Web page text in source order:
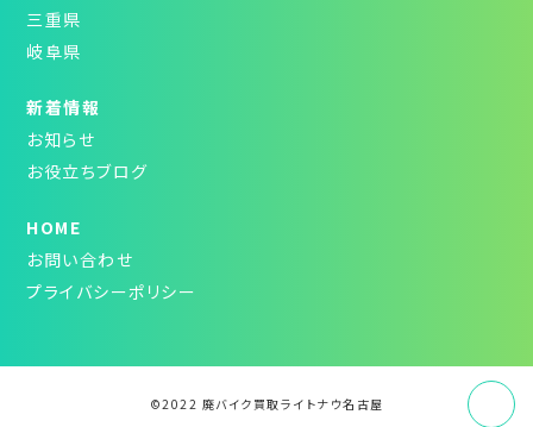
三重県
岐阜県
新着情報
お知らせ
お役立ちブログ
HOME
お問い合わせ
プライバシーポリシー
©2022 廃バイク買取ライトナウ名古屋